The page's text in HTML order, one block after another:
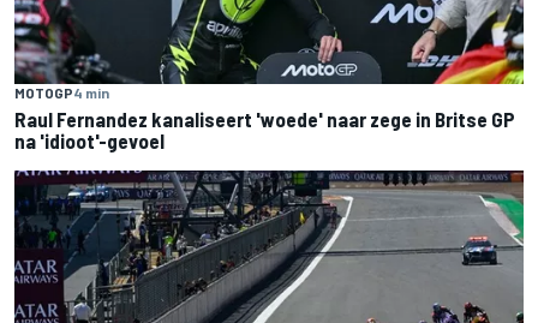
MOTOGP4 min
Raul Fernandez kanaliseert 'woede' naar zege in Britse GP
na 'idioot'-gevoel